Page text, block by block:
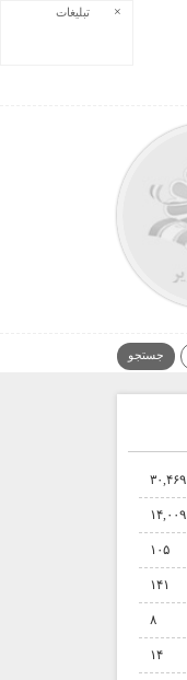
۳۰,۴۶۹
۱۴,۰۰۹
۱۰۵
۱۴۱
۸
۱۴
تبلیغات ×